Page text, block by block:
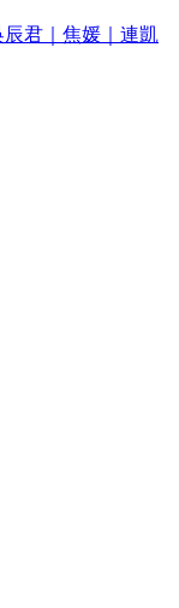
辰君｜焦媛｜連凱